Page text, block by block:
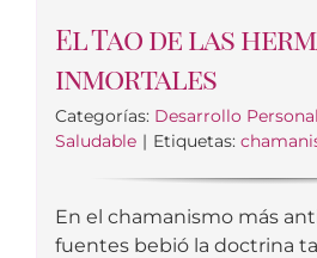
El Tao de las
inmortales
Categorías: Desarrollo Personal
Saludable | Etiquetas:
En el chamanismo más
fuentes bebió la doctrina